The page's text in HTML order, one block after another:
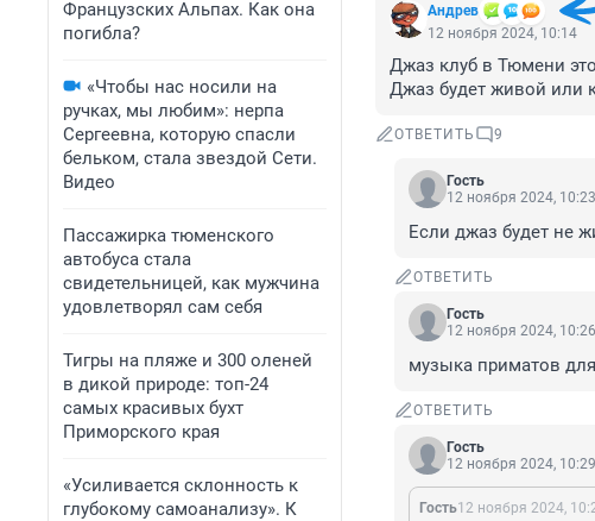
Французских Альпах. Как она
погибла?
«Чтобы нас носили на
ручках, мы любим»: нерпа
Сергеевна, которую спасли
бельком, стала звездой Сети.
Видео
Пассажирка тюменского
автобуса стала
свидетельницей, как мужчина
удовлетворял сам себя
Тигры на пляже и 300 оленей
в дикой природе: топ-24
самых красивых бухт
Приморского края
«Усиливается склонность к
глубокому самоанализу». К
Андрев
12 ноября 2024, 10:14
Джаз клуб в Тюмени
Джаз будет живой или
ОТВЕТИТЬ 9
Гость
12 ноября 2024, 10:23
Если джаз будет не
ОТВЕТИТЬ
Гость
12 ноября 2024, 10:26
музыка приматов
ОТВЕТИТЬ
Гость
12 ноября 2024, 10:29
Гость12 ноября 2024,